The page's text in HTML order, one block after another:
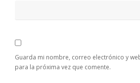
Guarda mi nombre, correo electrónico y
para la próxima vez que comente.